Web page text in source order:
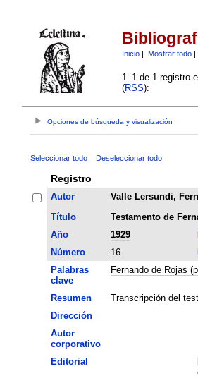
Inicio| Mostrar todo|
1–1 de 1 registro
(RSS):
Opciones de búsqueda y visualización
Seleccionar todo Deseleccionar todo
Registro
Autor
Valle Lersundi,
Título
Testamento de
Año
1929
Número
16
Palabras
clave
Fernando de Rojas
Resumen
Transcripción del
Dirección
Autor
corporativo
Editorial